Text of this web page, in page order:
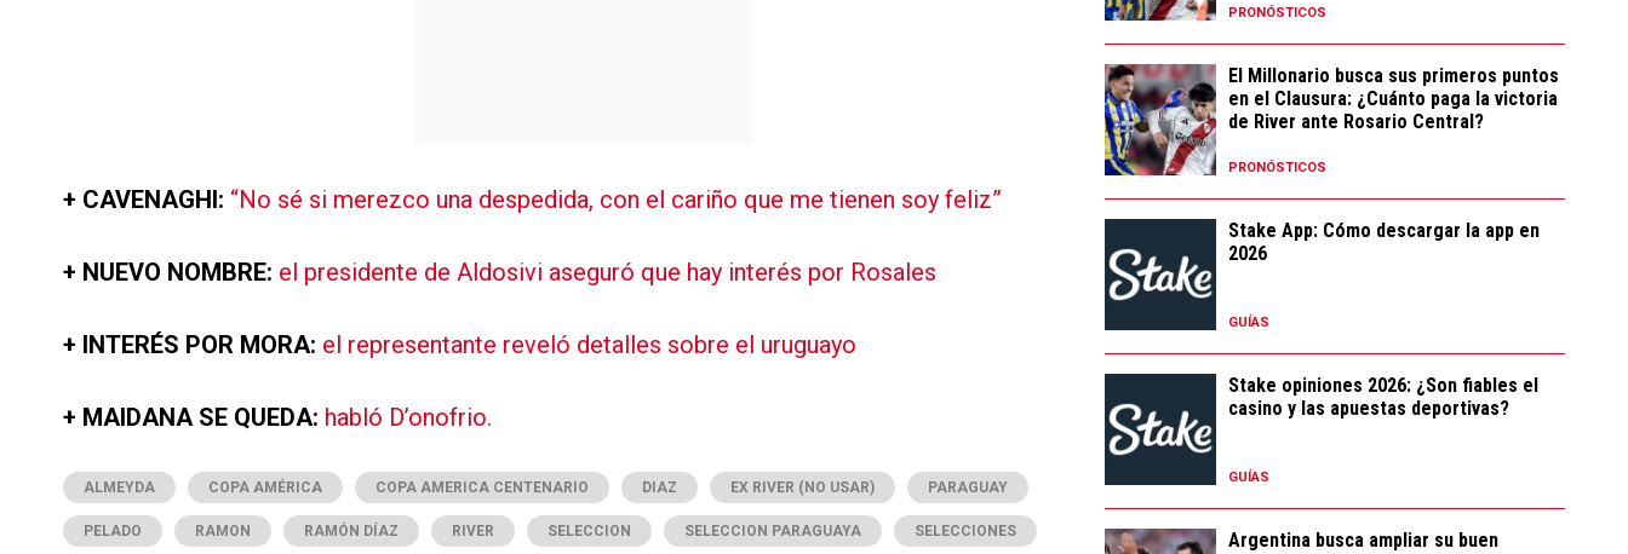
+ CAVENAGHI: “No sé si merezco una despedida, con el cariño que me tienen soy feliz”
+ NUEVO NOMBRE: el presidente de Aldosivi aseguró que hay interés por Rosales
+ INTERÉS POR MORA: el representante reveló detalles sobre el uruguayo
+ MAIDANA SE QUEDA: habló D’onofrio.
ALMEYDA COPA AMÉRICA COPA AMERICA CENTENARIO DIAZ EX RIVER (NO USAR) PARAGUAY
PELADO RAMON RAMÓN DÍAZ RIVER SELECCION SELECCION PARAGUAYA SELECCIONES
PRONÓSTICOS
El Millonario busca sus primeros puntos
en el Clausura: ¿Cuánto paga la victoria
de River ante Rosario Central?
PRONÓSTICOS
Stake App: Cómo descargar la app en
2026
GUÍAS
Stake opiniones 2026: ¿Son fiables el
casino y las apuestas deportivas?
GUÍAS
Argentina busca ampliar su buen